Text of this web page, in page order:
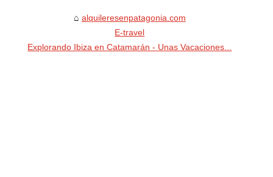
alquileresenpatagonia.com
E-travel
Explorando Ibiza en Catamarán - Unas Vacaciones...